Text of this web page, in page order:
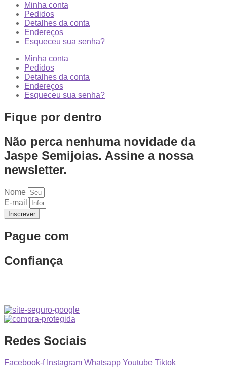
Minha conta
Pedidos
Detalhes da conta
Endereços
Esqueceu sua senha?
Minha conta
Pedidos
Detalhes da conta
Endereços
Esqueceu sua senha?
Fique por dentro
Não perca nenhuma novidade da
Jaspe Semijoias. Assine a nossa
newsletter.
Nome
E-mail
Inscrever
Pague com
Confiança
Redes Sociais
Facebook-f Instagram Whatsapp Youtube Tiktok